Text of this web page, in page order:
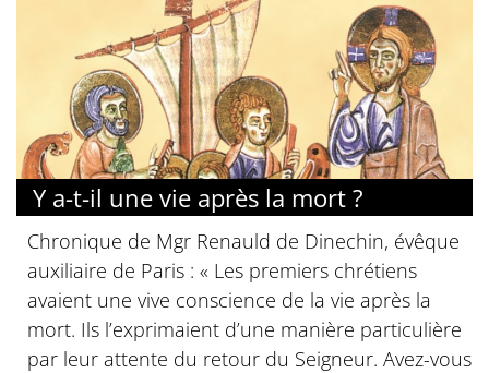
Y a-t-il une vie après la mort ?
Chronique de Mgr Renauld de Dinechin, évêque
auxiliaire de Paris : « Les premiers chrétiens
avaient une vive conscience de la vie après la
mort. Ils l’exprimaient d’une manière particulière
par leur attente du retour du Seigneur. Avez-vous